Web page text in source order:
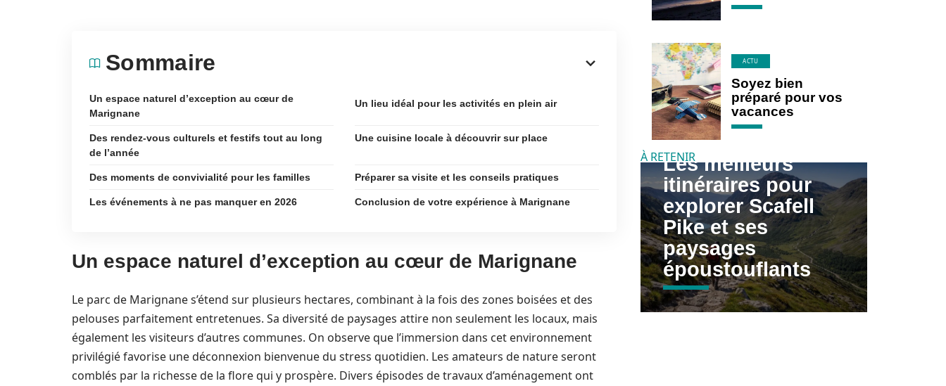
Sommaire
Un espace naturel d’exception au cœur de
Marignane
Un lieu idéal pour les activités en plein air
Des rendez-vous culturels et festifs tout au long
de l’année
Une cuisine locale à découvrir sur place
Des moments de convivialité pour les familles Préparer sa visite et les conseils pratiques
Les événements à ne pas manquer en 2026 Conclusion de votre expérience à Marignane
Un espace naturel d’exception au cœur de Marignane
Le parc de Marignane s’étend sur plusieurs hectares, combinant à la fois des zones boisées et des
pelouses parfaitement entretenues. Sa diversité de paysages attire non seulement les locaux, mais
également les visiteurs d’autres communes. On observe que l’immersion dans cet environnement
privilégié favorise une déconnexion bienvenue du stress quotidien. Les amateurs de nature seront
comblés par la richesse de la flore qui y prospère. Divers épisodes de travaux d’aménagement ont
ACTU
Soyez bien
préparé pour vos
vacances
À RETENIR
Les meilleurs
itinéraires pour
explorer Scafell
Pike et ses
paysages
époustouflants